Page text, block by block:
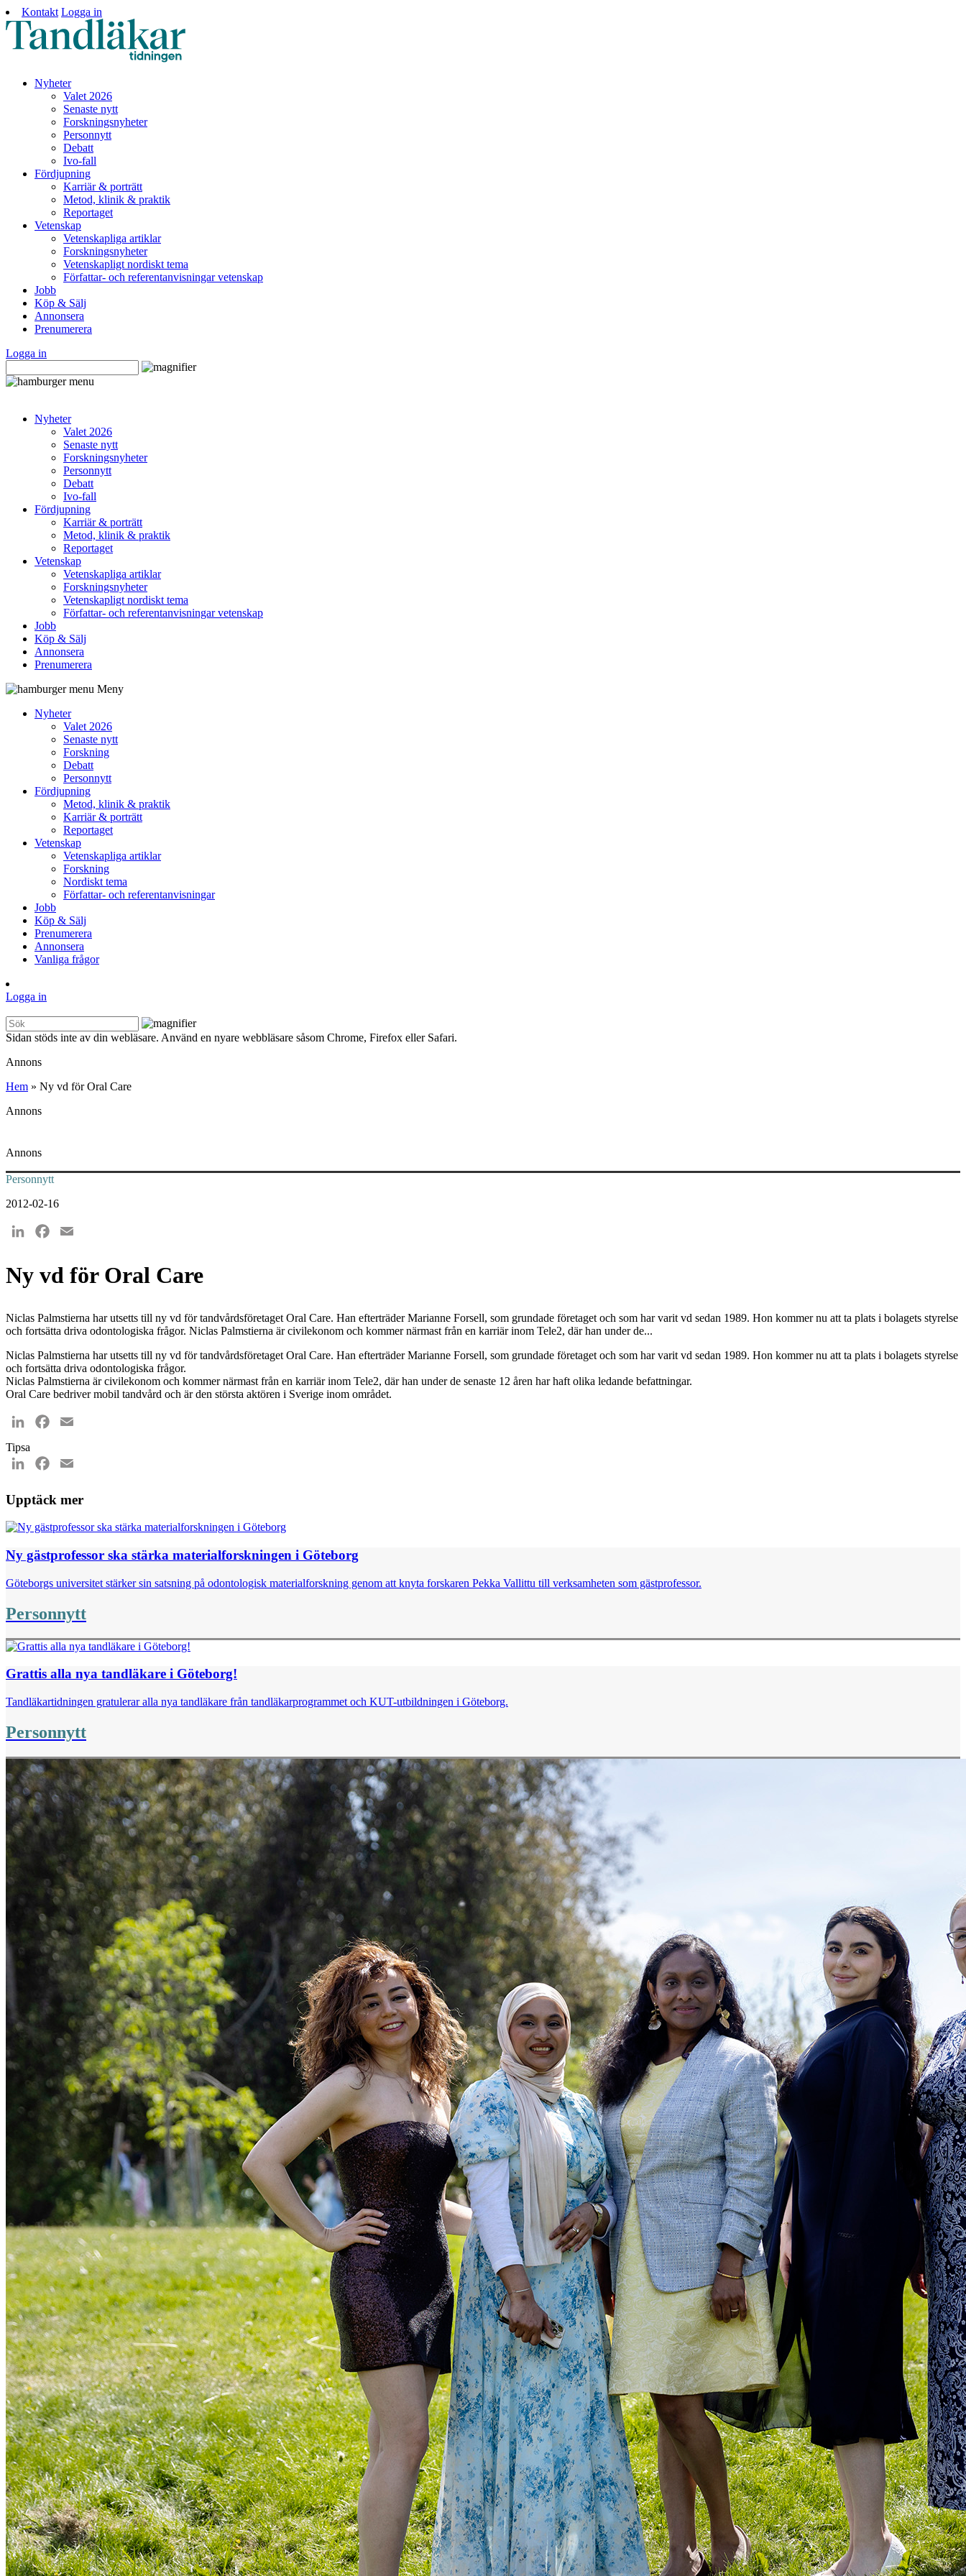
Kontakt Logga in
Nyheter
Valet 2026
Senaste nytt
Forskningsnyheter
Personnytt
Debatt
Ivo-fall
Fördjupning
Karriär & porträtt
Metod, klinik & praktik
Reportaget
Vetenskap
Vetenskapliga artiklar
Forskningsnyheter
Vetenskapligt nordiskt tema
Författar- och referentanvisningar vetenskap
Jobb
Köp & Sälj
Annonsera
Prenumerera
Logga in
Nyheter
Valet 2026
Senaste nytt
Forskningsnyheter
Personnytt
Debatt
Ivo-fall
Fördjupning
Karriär & porträtt
Metod, klinik & praktik
Reportaget
Vetenskap
Vetenskapliga artiklar
Forskningsnyheter
Vetenskapligt nordiskt tema
Författar- och referentanvisningar vetenskap
Jobb
Köp & Sälj
Annonsera
Prenumerera
Meny
Nyheter
Valet 2026
Senaste nytt
Forskning
Debatt
Personnytt
Fördjupning
Metod, klinik & praktik
Karriär & porträtt
Reportaget
Vetenskap
Vetenskapliga artiklar
Forskning
Nordiskt tema
Författar- och referentanvisningar
Jobb
Köp & Sälj
Prenumerera
Annonsera
Vanliga frågor
Logga in
Sidan stöds inte av din webläsare. Använd en nyare webbläsare såsom Chrome, Firefox eller Safari.
Annons
Hem » Ny vd för Oral Care
Annons
Annons
Personnytt
2012-02-16
LinkedInFacebook
Ny vd för Oral Care
Niclas Palmstierna har utsetts till ny vd för tandvårdsföretaget Oral Care. Han efterträder Marianne Forsell, som grundade företaget och som har varit vd sedan 1989. Hon kommer nu att ta plats i bolagets styrelse
och fortsätta driva odontologiska frågor. Niclas Palmstierna är civilekonom och kommer närmast från en karriär inom Tele2, där han under de...
Niclas Palmstierna har utsetts till ny vd för tandvårdsföretaget Oral Care. Han efterträder Marianne Forsell, som grundade företaget och som har varit vd sedan 1989. Hon kommer nu att ta plats i bolagets styrelse
och fortsätta driva odontologiska frågor.
Niclas Palmstierna är civilekonom och kommer närmast från en karriär inom Tele2, där han under de senaste 12 åren har haft olika ledande befattningar.
Oral Care bedriver mobil tandvård och är den största aktören i Sverige inom området.
LinkedInFacebook
Tipsa
LinkedInFacebook
Upptäck mer
Ny gästprofessor ska stärka materialforskningen i Göteborg
Göteborgs universitet stärker sin satsning på odontologisk materialforskning genom att knyta forskaren Pekka Vallittu till verksamheten som gästprofessor.
Personnytt
Grattis alla nya tandläkare i Göteborg!
Tandläkartidningen gratulerar alla nya tandläkare från tandläkarprogrammet och KUT-utbildningen i Göteborg.
Personnytt